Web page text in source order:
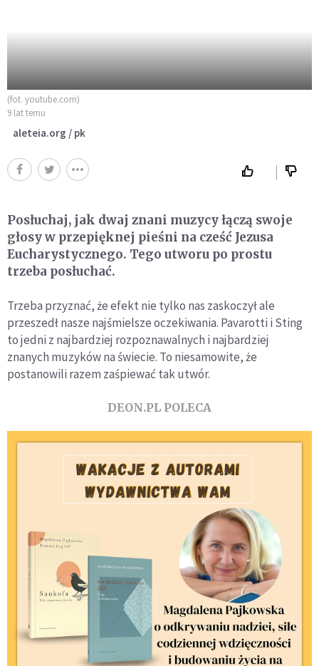
(fot. youtube.com)
9 lat temu
aleteia.org / pk
Posłuchaj, jak dwaj znani muzycy łączą swoje
głosy w przepięknej pieśni na cześć Jezusa
Eucharystycznego. Tego utworu po prostu
trzeba posłuchać.
Trzeba przyznać, że efekt nie tylko nas zaskoczył ale
przeszedł nasze najśmielsze oczekiwania. Pavarotti i Sting
to jedni z najbardziej rozpoznawalnych i najbardziej
znanych muzyków na świecie. To niesamowite, że
postanowili razem zaśpiewać tak utwór.
DEON.PL POLECA